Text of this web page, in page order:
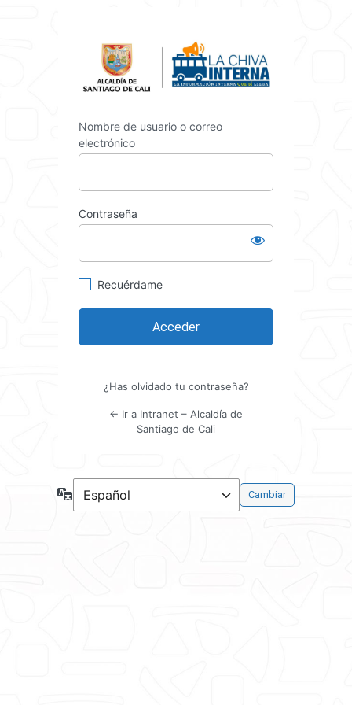
Nombre de usuario o correo
electrónico
Contraseña
Recuérdame
¿Has olvidado tu contraseña?
← Ir a Intranet – Alcaldía de
Santiago de Cali
Idioma